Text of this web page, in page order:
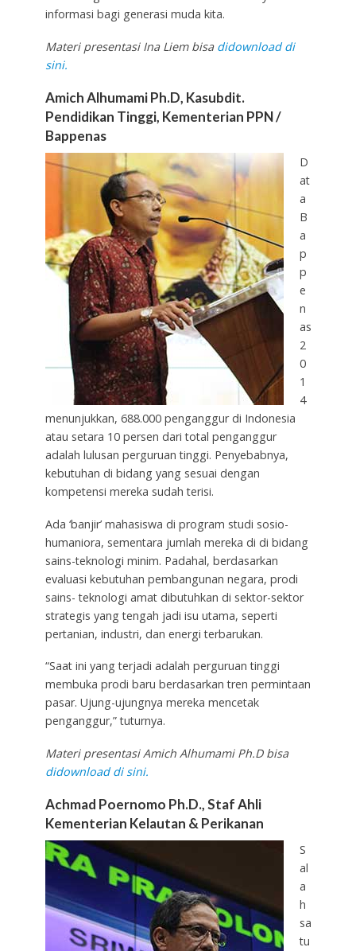
informasi bagi generasi muda kita.
Materi presentasi Ina Liem bisa didownload di
sini.
Amich Alhumami Ph.D, Kasubdit.
Pendidikan Tinggi, Kementerian PPN /
Bappenas
D
at
a
B
a
p
p
e
n
as
2
0
1
4
menunjukkan, 688.000 penganggur di Indonesia
atau setara 10 persen dari total penganggur
adalah lulusan perguruan tinggi. Penyebabnya,
kebutuhan di bidang yang sesuai dengan
kompetensi mereka sudah terisi.
Ada ‘banjir’ mahasiswa di program studi sosio-
humaniora, sementara jumlah mereka di di bidang
sains-teknologi minim. Padahal, berdasarkan
evaluasi kebutuhan pembangunan negara, prodi
sains- teknologi amat dibutuhkan di sektor-sektor
strategis yang tengah jadi isu utama, seperti
pertanian, industri, dan energi terbarukan.
“Saat ini yang terjadi adalah perguruan tinggi
membuka prodi baru berdasarkan tren permintaan
pasar. Ujung-ujungnya mereka mencetak
penganggur,” tuturnya.
Materi presentasi Amich Alhumami Ph.D bisa
didownload di sini.
Achmad Poernomo Ph.D., Staf Ahli
Kementerian Kelautan & Perikanan
S
al
a
h
sa
tu